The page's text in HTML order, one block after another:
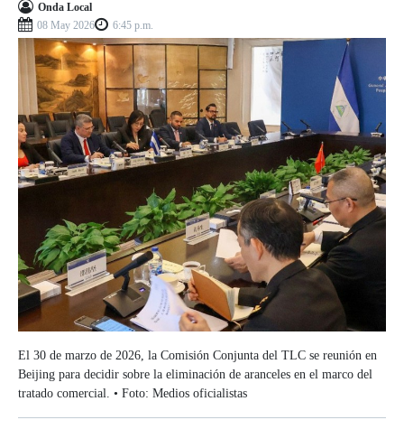
Onda Local
08 May 2026
6:45 p.m.
El 30 de marzo de 2026, la Comisión Conjunta del TLC se reunión en
Beijing para decidir sobre la eliminación de aranceles en el marco del
tratado comercial. • Foto: Medios oficialistas